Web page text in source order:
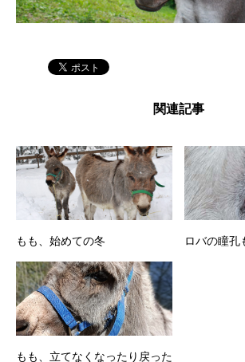
関連記事
もも、始めての冬 ロバの瞳孔
もも、立てなくなったり戻った